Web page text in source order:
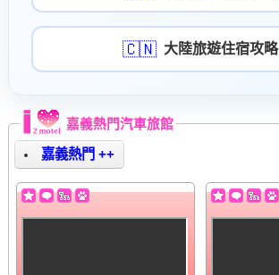
🇨🇳 大陸旅遊住宿攻略
嘉義熱門汽車旅館
嘉義熱門 ++